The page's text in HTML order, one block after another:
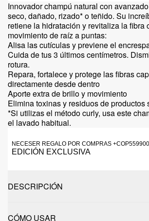
Innovador champú natural con
seco, dañado, rizado* o teñido. Su
retiene la hidratación y revitaliza la fibra
movimiento de raíz a puntas:
Alisa las cutículas y previene el
Cuida de tus 3 últimos centímetros.
rotura.
Repara, fortalece y protege las fibras
directamente desde dentro
Aporte extra de brillo y movimiento
Elimina toxinas y residuos de productos
*Si utilizas el método curly, usa este
el lavado habitual.
NECESER REGALO POR COMPRAS +COP559900
EDICIÓN EXCLUSIVA
DESCRIPCIÓN
CÓMO USAR